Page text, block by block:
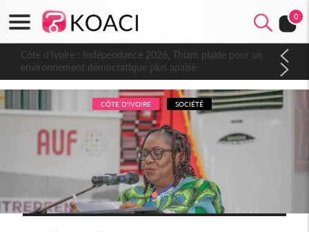
0
Côte d'Ivoire : Indépendance 2026, Thiam plaide pour un
environnement démocratique plus apaisé
CÔTE D'IVOIRE SOCIÉTÉ